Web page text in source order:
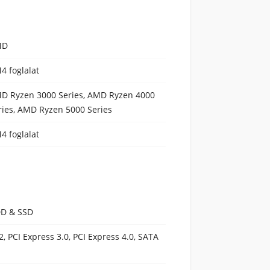
foglalat
Ryzen 3000 Series, AMD Ryzen 4000
AMD Ryzen 5000 Series
foglalat
& SSD
PCI Express 3.0, PCI Express 4.0, SATA